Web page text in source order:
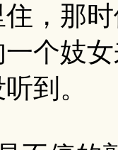
，那
个妓
到。